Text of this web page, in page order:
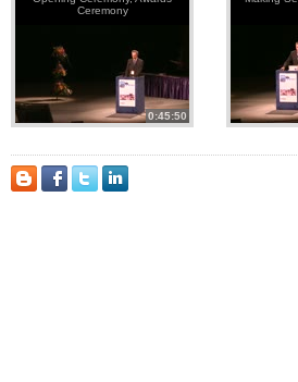
Ceremony
0:45:50